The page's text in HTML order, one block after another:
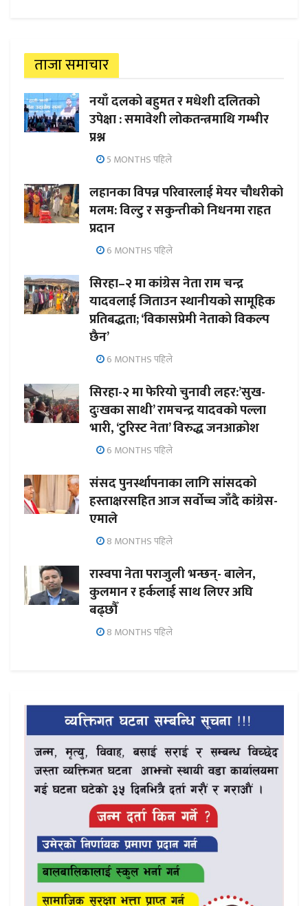
ताजा समाचार
नयाँ दलको बहुमत र मधेशी दलितको
उपेक्षा : समावेशी लोकतन्त्रमाथि गम्भीर
प्रश्न
5 MONTHS पहिले
लहानका विपन्न परिवारलाई मेयर चौधरीको
मलम: विल्टु र सकुन्तीको निधनमा राहत
प्रदान
6 MONTHS पहिले
सिरहा–२ मा कांग्रेस नेता राम चन्द्र
यादवलाई जिताउन स्थानीयको सामूहिक
प्रतिबद्धता; ‘विकासप्रेमी नेताको विकल्प
छैन’
6 MONTHS पहिले
सिरहा-२ मा फेरियो चुनावी लहर:’सुख-
दुःखका साथी’ रामचन्द्र यादवको पल्ला
भारी, ‘टुरिस्ट नेता’ विरुद्ध जनआक्रोश
6 MONTHS पहिले
संसद पुनर्स्थापनाका लागि सांसदको
हस्ताक्षरसहित आज सर्वोच्च जाँदै कांग्रेस-
एमाले
8 MONTHS पहिले
रास्वपा नेता पराजुली भन्छन्- बालेन,
कुलमान र हर्कलाई साथ लिएर अघि
बढ्छौँ
8 MONTHS पहिले